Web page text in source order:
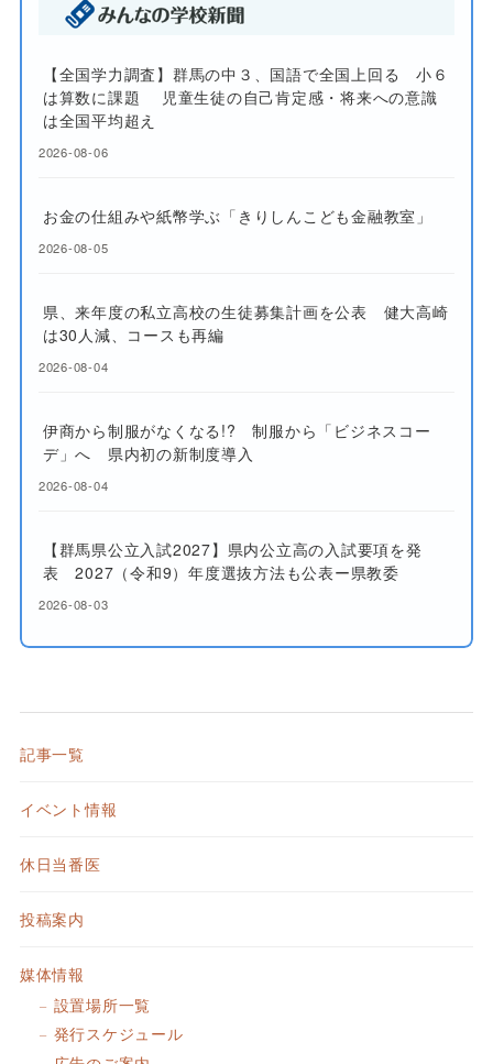
【全国学力調査】群馬の中３、国語で全国上回る 小６
は算数に課題 児童生徒の自己肯定感・将来への意識
は全国平均超え
2026-08-06
お金の仕組みや紙幣学ぶ「きりしんこども金融教室」
2026-08-05
県、来年度の私立高校の生徒募集計画を公表 健大高崎
は30人減、コースも再編
2026-08-04
伊商から制服がなくなる!? 制服から「ビジネスコー
デ」へ 県内初の新制度導入
2026-08-04
【群馬県公立入試2027】県内公立高の入試要項を発
表 2027（令和9）年度選抜方法も公表ー県教委
2026-08-03
記事一覧
イベント情報
休日当番医
投稿案内
媒体情報
設置場所一覧
発行スケジュール